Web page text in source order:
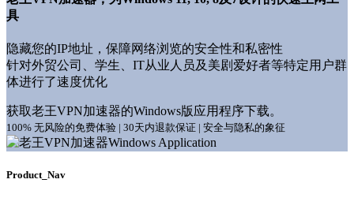
具
隐藏您的IP地址，保障网络浏览的安全性和私密性
针对外贸公司、学生、IT从业人员及美剧爱好者等特定用户群
体进行了速度优化
获取老王VPN加速器的Windows版应用程序下载。
100% 无风险的免费体验 | 30天内退款保证 | 安全与隐私的象征
Product_Nav